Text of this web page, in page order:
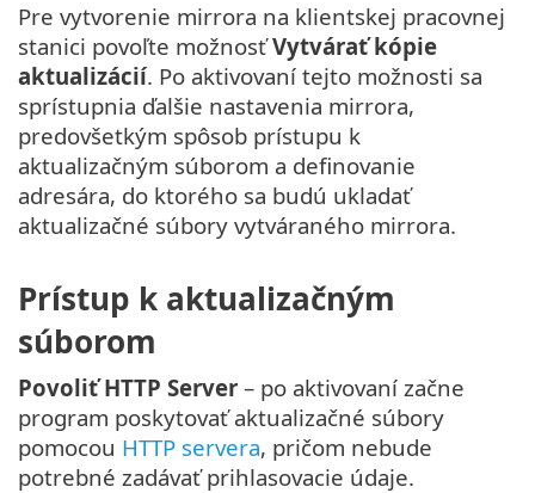
Pre vytvorenie mirrora na klientskej pracovnej
stanici povoľte možnosťVytvárať kópie
aktualizácií. Po aktivovaní tejto možnosti sa
sprístupnia ďalšie nastavenia mirrora,
predovšetkým spôsob prístupu k
aktualizačným súborom a definovanie
adresára, do ktorého sa budú ukladať
aktualizačné súbory vytváraného mirrora.
Prístup k aktualizačným
súborom
Povoliť HTTP Server – po aktivovaní začne
program poskytovať aktualizačné súbory
pomocou HTTP servera, pričom nebude
potrebné zadávať prihlasovacie údaje.